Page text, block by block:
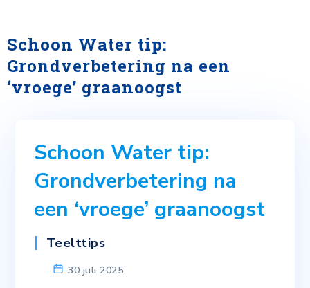
Schoon Water tip:
Grondverbetering na een
‘vroege’ graanoogst
Schoon Water tip:
Grondverbetering na
een ‘vroege’ graanoogst
Teelttips
30 juli 2025